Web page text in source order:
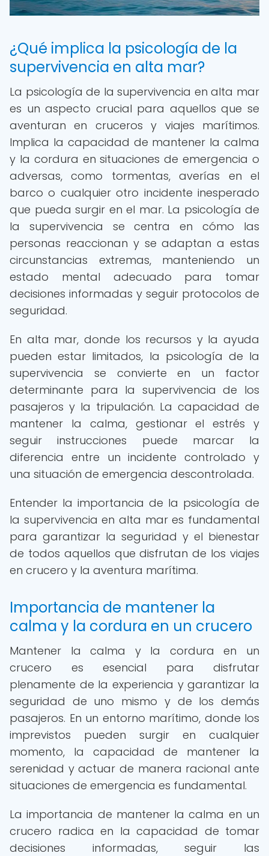
¿Qué implica la psicología de la
supervivencia en alta mar?
La psicología de la supervivencia en alta mar
es un aspecto crucial para aquellos que se
aventuran en cruceros y viajes marítimos.
Implica la capacidad de mantener la calma
y la cordura en situaciones de emergencia o
adversas, como tormentas, averías en el
barco o cualquier otro incidente inesperado
que pueda surgir en el mar. La psicología de
la supervivencia se centra en cómo las
personas reaccionan y se adaptan a estas
circunstancias extremas, manteniendo un
estado mental adecuado para tomar
decisiones informadas y seguir protocolos de
seguridad.
En alta mar, donde los recursos y la ayuda
pueden estar limitados, la psicología de la
supervivencia se convierte en un factor
determinante para la supervivencia de los
pasajeros y la tripulación. La capacidad de
mantener la calma, gestionar el estrés y
seguir instrucciones puede marcar la
diferencia entre un incidente controlado y
una situación de emergencia descontrolada.
Entender la importancia de la psicología de
la supervivencia en alta mar es fundamental
para garantizar la seguridad y el bienestar
de todos aquellos que disfrutan de los viajes
en crucero y la aventura marítima.
Importancia de mantener la
calma y la cordura en un crucero
Mantener la calma y la cordura en un
crucero es esencial para disfrutar
plenamente de la experiencia y garantizar la
seguridad de uno mismo y de los demás
pasajeros. En un entorno marítimo, donde los
imprevistos pueden surgir en cualquier
momento, la capacidad de mantener la
serenidad y actuar de manera racional ante
situaciones de emergencia es fundamental.
La importancia de mantener la calma en un
crucero radica en la capacidad de tomar
decisiones informadas, seguir las